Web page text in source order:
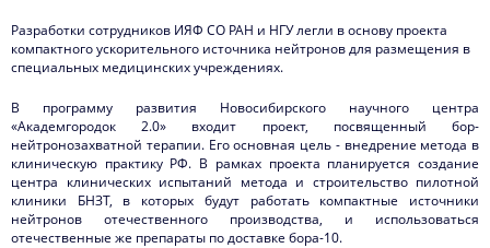
Разработки сотрудников ИЯФ СО РАН и НГУ легли в основу проекта
компактного ускорительного источника нейтронов для размещения в
специальных медицинских учреждениях.
В программу развития Новосибирского научного центра
«Академгородок 2.0» входит проект, посвященный бор-
нейтронозахватной терапии. Его основная цель - внедрение метода в
клиническую практику РФ. В рамках проекта планируется создание
центра клинических испытаний метода и строительство пилотной
клиники БНЗТ, в которых будут работать компактные источники
нейтронов отечественного производства, и использоваться
отечественные же препараты по доставке бора-10.